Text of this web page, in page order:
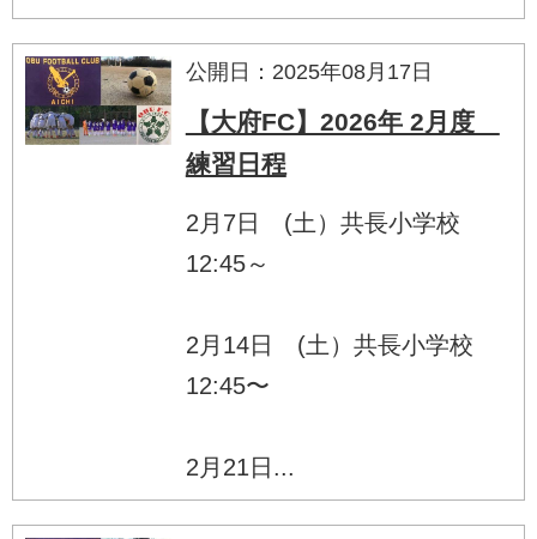
公開日：2025年08月17日
【大府FC】2026年 2月度
練習日程
2月7日 (土）共長小学校
12:45～
2月14日 (土）共長小学校
12:45〜
2月21日...